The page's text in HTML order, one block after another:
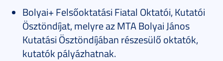
Bolyai+ Felsőoktatási Fiatal Oktatói, Kutatói
Ösztöndíjat, melyre az MTA Bolyai János
Kutatási Ösztöndíjában részesülő oktatók,
kutatók pályázhatnak.